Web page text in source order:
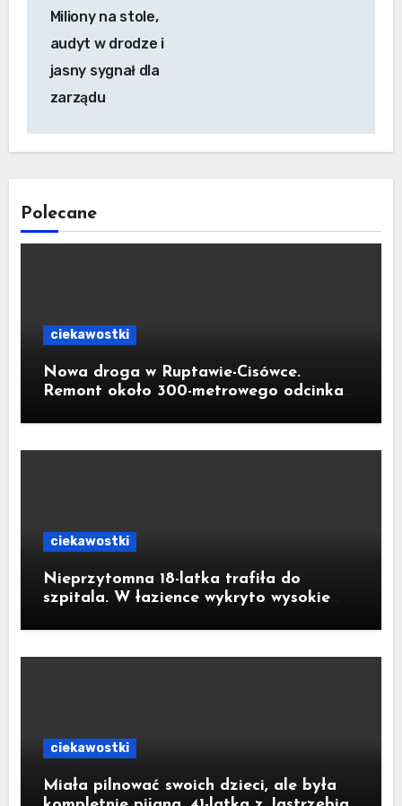
Miliony na stole,
audyt w drodze i
jasny sygnał dla
zarządu
Polecane
ciekawostki
Nowa droga w Ruptawie-Cisówce.
Remont około 300-metrowego odcinka
złotych
ciekawostki
Nieprzytomna 18-latka trafiła do
szpitala. W łazience wykryto wysokie
ciekawostki
Miała pilnować swoich dzieci, ale była